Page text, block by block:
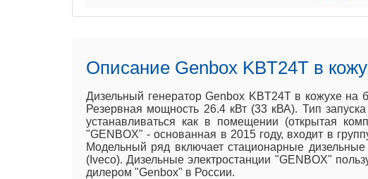
Описание Genbox KBT24T в
Дизельный генератор Genbox KBT24T в кожухе
Резервная мощность 26.4 кВт (33 кВА). Тип
устанавливаться как в помещении (открытая
"GENBOX" - основанная в 2015 году, входит в
Модельный ряд включает стационарные
(Iveco). Дизельные электростанции "GENBOX"
дилером "Genbox" в России.